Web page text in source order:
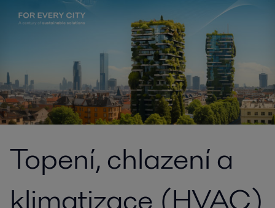
Topení, chlazení a
klimatizace (HVAC)